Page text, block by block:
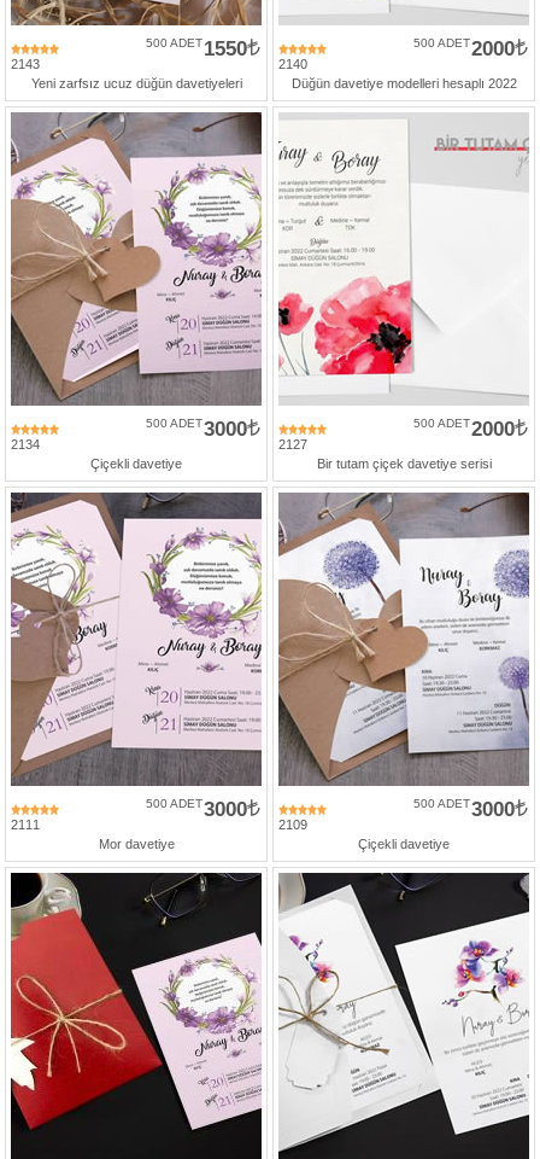
2143
1550
500 ADET
Yeni zarfsız ucuz düğün davetiyeleri
2140
2000
500 ADET
Düğün davetiye modelleri hesaplı 2022
2134
3000
500 ADET
Çiçekli davetiye
2127
2000
500 ADET
Bir tutam çiçek davetiye serisi
2111
3000
500 ADET
Mor davetiye
2109
3000
500 ADET
Çiçekli davetiye